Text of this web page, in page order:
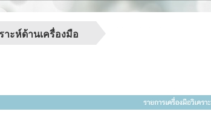
าะห์ด้านเครื่องมือ